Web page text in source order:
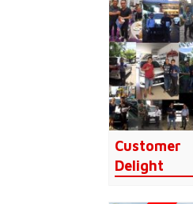
Customer
Delight